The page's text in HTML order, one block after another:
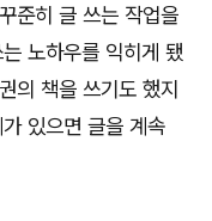
준히 글 쓰는 작업을
노하우를 익히게 됐
권의 책을 쓰기도 했지
있으면 글을 계속